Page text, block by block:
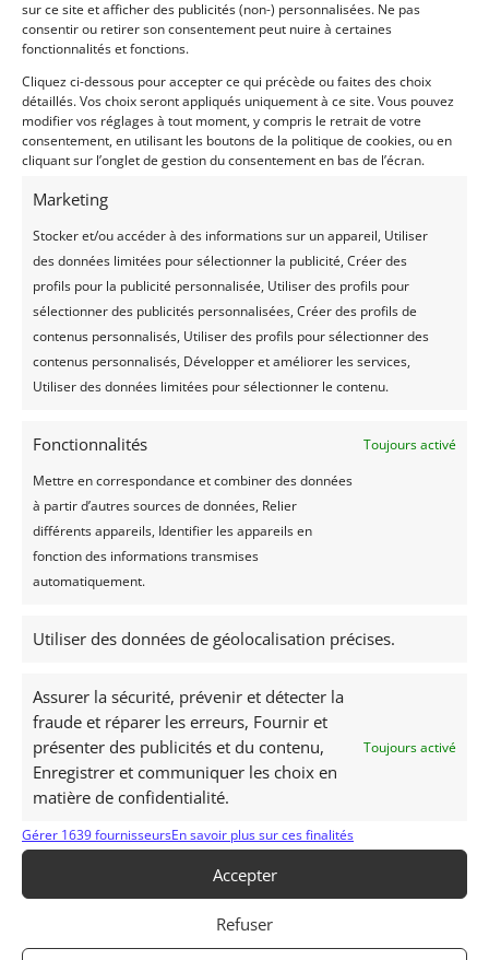
sur ce site et afficher des publicités (non-) personnalisées. Ne pas
consentir ou retirer son consentement peut nuire à certaines
fonctionnalités et fonctions.
Cliquez ci-dessous pour accepter ce qui précède ou faites des choix
détaillés. Vos choix seront appliqués uniquement à ce site. Vous pouvez
modifier vos réglages à tout moment, y compris le retrait de votre
consentement, en utilisant les boutons de la politique de cookies, ou en
cliquant sur l’onglet de gestion du consentement en bas de l’écran.
Marketing
Stocker et/ou accéder à des informations sur un appareil, Utiliser
des données limitées pour sélectionner la publicité, Créer des
profils pour la publicité personnalisée, Utiliser des profils pour
sélectionner des publicités personnalisées, Créer des profils de
contenus personnalisés, Utiliser des profils pour sélectionner des
contenus personnalisés, Développer et améliorer les services,
Utiliser des données limitées pour sélectionner le contenu.
Fonctionnalités
Toujours activé
Mettre en correspondance et combiner des données
à partir d’autres sources de données, Relier
différents appareils, Identifier les appareils en
fonction des informations transmises
automatiquement.
Utiliser des données de géolocalisation précises.
Assurer la sécurité, prévenir et détecter la
fraude et réparer les erreurs, Fournir et
présenter des publicités et du contenu,
Enregistrer et communiquer les choix en
matière de confidentialité.
Toujours activé
Gérer 1639 fournisseursEn savoir plus sur ces finalités
Accepter
Refuser
Le Jardin de la Compagnie, témoin silencieux de
l’évolution de Port Louis à l’Ile Maurice depuis
lire plus
Jardin botanique de Curepipe
Verdure au Cœur de l’Île Maurice, c’est le
après le jardin de Pamplemousses
lire plus